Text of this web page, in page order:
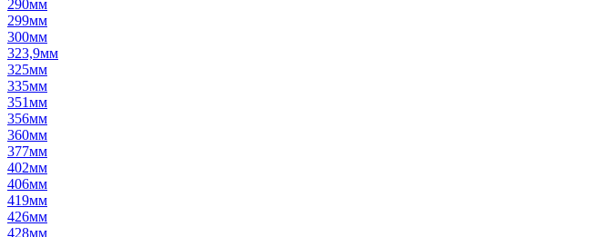
290мм
299мм
300мм
323,9мм
325мм
335мм
351мм
356мм
360мм
377мм
402мм
406мм
419мм
426мм
428мм